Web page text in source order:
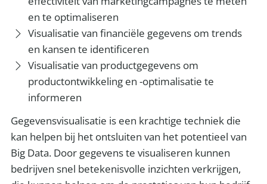
en te optimaliseren
Visualisatie van financiële gegevens om trends
en kansen te identificeren
Visualisatie van productgegevens om
productontwikkeling en -optimalisatie te
informeren
Gegevensvisualisatie is een krachtige techniek die
kan helpen bij het ontsluiten van het potentieel van
Big Data. Door gegevens te visualiseren kunnen
bedrijven snel betekenisvolle inzichten verkrijgen,